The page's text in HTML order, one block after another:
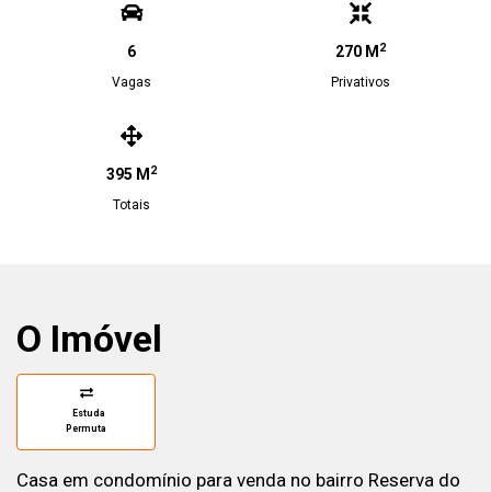
6
Vagas
270 M 2
Privativos
395 M 2
Totais
O Imóvel
Estuda
Permuta
Casa em condomínio para venda no bairro Reserva do